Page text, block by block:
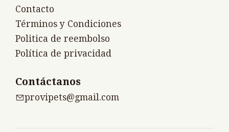
Contacto
Términos y Condiciones
Politica de reembolso
Política de privacidad
Contáctanos
provipets@gmail.com